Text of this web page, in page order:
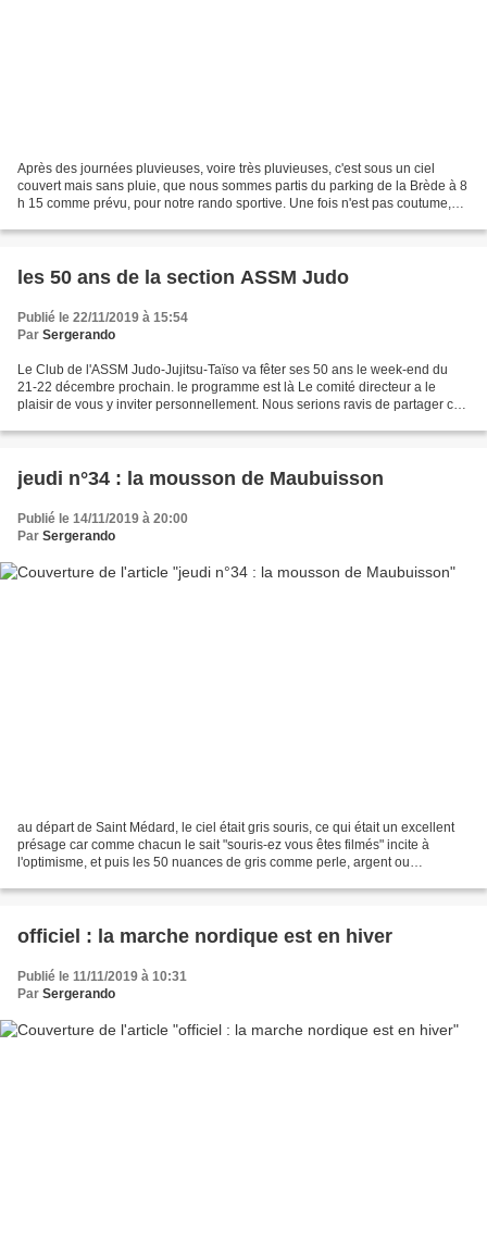
Après des journées pluvieuses, voire très pluvieuses, c'est sous un ciel
couvert mais sans pluie, que nous sommes partis du parking de la Brède à 8
h 15 comme prévu, pour notre rando sportive. Une fois n'est pas coutume,
les 50 ans de la section ASSM Judo
Publié le 22/11/2019 à 15:54
Par Sergerando
Le Club de l'ASSM Judo-Jujitsu-Taïso va fêter ses 50 ans le week-end du
21-22 décembre prochain. le programme est là Le comité directeur a le
plaisir de vous y inviter personnellement. Nous serions ravis de partager ces
jeudi n°34 : la mousson de Maubuisson
Publié le 14/11/2019 à 20:00
Par Sergerando
au départ de Saint Médard, le ciel était gris souris, ce qui était un excellent
présage car comme chacun le sait "souris-ez vous êtes filmés" incite à
l'optimisme, et puis les 50 nuances de gris comme perle, argent ou
officiel : la marche nordique est en hiver
Publié le 11/11/2019 à 10:31
Par Sergerando